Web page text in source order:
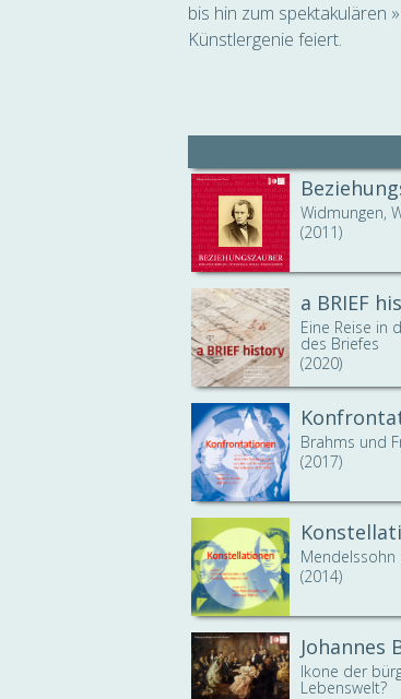
bis hin zum spektakulären
Künstlergenie feiert.
Widmungen,
(2011)
a BRIEF
Eine Reise in
des Briefes
(2020)
Brahms und
(2017)
Mendelssohn
(2014)
Johannes
Ikone der
Lebenswelt?